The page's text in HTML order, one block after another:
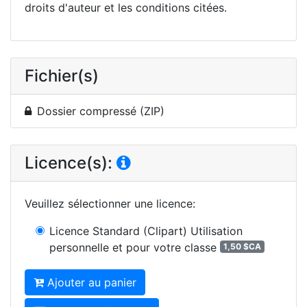
droits d'auteur et les conditions citées.
Fichier(s)
Dossier compressé (ZIP)
Licence(s):
Veuillez sélectionner une licence:
Licence Standard (Clipart) Utilisation
personnelle et pour votre classe
1,50 $CA
Ajouter au panier